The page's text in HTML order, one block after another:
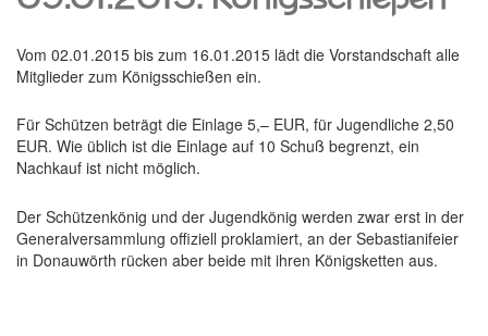
Vom 02.01.2015 bis zum 16.01.2015 lädt die Vorstandschaft alle
Mitglieder zum Königsschießen ein.
Für Schützen beträgt die Einlage 5,– EUR, für Jugendliche 2,50
EUR. Wie üblich ist die Einlage auf 10 Schuß begrenzt, ein
Nachkauf ist nicht möglich.
Der Schützenkönig und der Jugendkönig werden zwar erst in der
Generalversammlung offiziell proklamiert, an der Sebastianifeier
in Donauwörth rücken aber beide mit ihren Königsketten aus.